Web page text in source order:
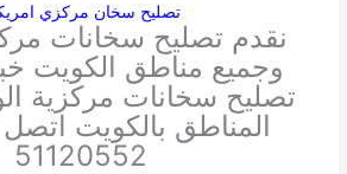
تصليح سخان مركزي
نقدم تصليح سخانات
وجميع مناطق الكويت
تصليح سخانات مركزية
المناطق بالكويت
51120552